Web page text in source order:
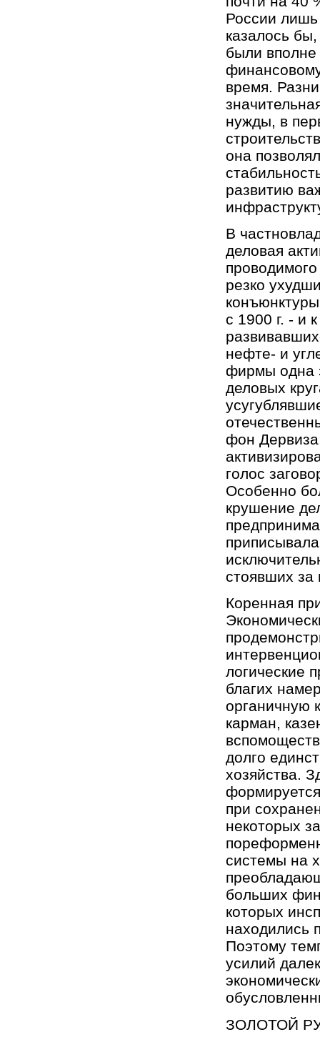
России
казалось
были
время.
нужды, в
она
развитию
В
деловая
резко
с 1900 г. - и
нефте- и
фирмы одна
деловых
фон
голос
Особенно
крушение
стоявших за
Коренная
логические
благих
органичную
карман,
долго
хозяйства.
при
некоторых
системы на
больших
которых
находились
Поэтому
усилий
ЗОЛОТОЙ